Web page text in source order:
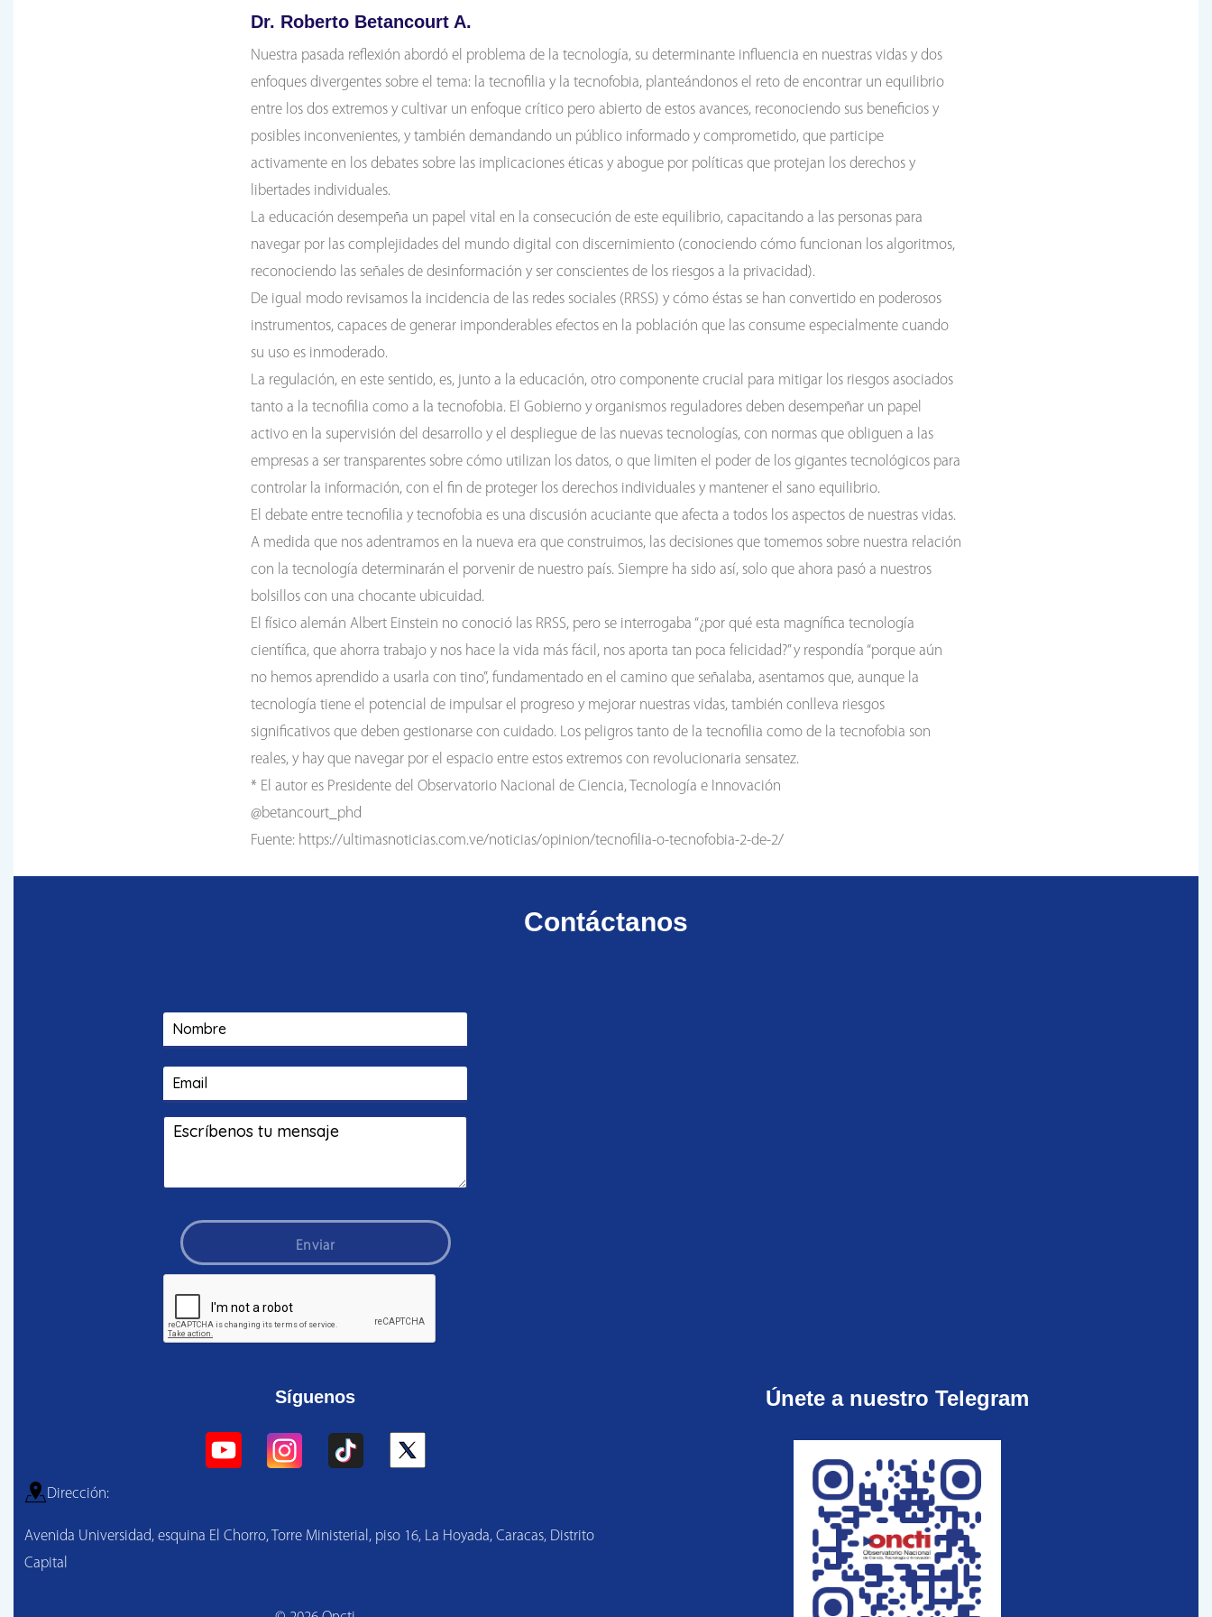
Dr. Roberto Betancourt A.
Nuestra pasada reflexión abordó el problema de la tecnología, su determinante influencia en nuestras vidas y dos
enfoques divergentes sobre el tema: la tecnofilia y la tecnofobia, planteándonos el reto de encontrar un equilibrio
entre los dos extremos y cultivar un enfoque crítico pero abierto de estos avances, reconociendo sus beneficios y
posibles inconvenientes, y también demandando un público informado y comprometido, que participe
activamente en los debates sobre las implicaciones éticas y abogue por políticas que protejan los derechos y
libertades individuales.
La educación desempeña un papel vital en la consecución de este equilibrio, capacitando a las personas para
navegar por las complejidades del mundo digital con discernimiento (conociendo cómo funcionan los algoritmos,
reconociendo las señales de desinformación y ser conscientes de los riesgos a la privacidad).
De igual modo revisamos la incidencia de las redes sociales (RRSS) y cómo éstas se han convertido en poderosos
instrumentos, capaces de generar imponderables efectos en la población que las consume especialmente cuando
su uso es inmoderado.
La regulación, en este sentido, es, junto a la educación, otro componente crucial para mitigar los riesgos asociados
tanto a la tecnofilia como a la tecnofobia. El Gobierno y organismos reguladores deben desempeñar un papel
activo en la supervisión del desarrollo y el despliegue de las nuevas tecnologías, con normas que obliguen a las
empresas a ser transparentes sobre cómo utilizan los datos, o que limiten el poder de los gigantes tecnológicos para
controlar la información, con el fin de proteger los derechos individuales y mantener el sano equilibrio.
El debate entre tecnofilia y tecnofobia es una discusión acuciante que afecta a todos los aspectos de nuestras vidas.
A medida que nos adentramos en la nueva era que construimos, las decisiones que tomemos sobre nuestra relación
con la tecnología determinarán el porvenir de nuestro país. Siempre ha sido así, solo que ahora pasó a nuestros
bolsillos con una chocante ubicuidad.
El físico alemán Albert Einstein no conoció las RRSS, pero se interrogaba “¿por qué esta magnífica tecnología
científica, que ahorra trabajo y nos hace la vida más fácil, nos aporta tan poca felicidad?” y respondía “porque aún
no hemos aprendido a usarla con tino”, fundamentado en el camino que señalaba, asentamos que, aunque la
tecnología tiene el potencial de impulsar el progreso y mejorar nuestras vidas, también conlleva riesgos
significativos que deben gestionarse con cuidado. Los peligros tanto de la tecnofilia como de la tecnofobia son
reales, y hay que navegar por el espacio entre estos extremos con revolucionaria sensatez.
* El autor es Presidente del Observatorio Nacional de Ciencia, Tecnología e Innovación
@betancourt_phd
Fuente: https://ultimasnoticias.com.ve/noticias/opinion/tecnofilia-o-tecnofobia-2-de-2/
Contáctanos
Enviar
Síguenos
Dirección:
Avenida Universidad, esquina El Chorro, Torre Ministerial, piso 16, La Hoyada, Caracas, Distrito
Capital
Únete a nuestro Telegram